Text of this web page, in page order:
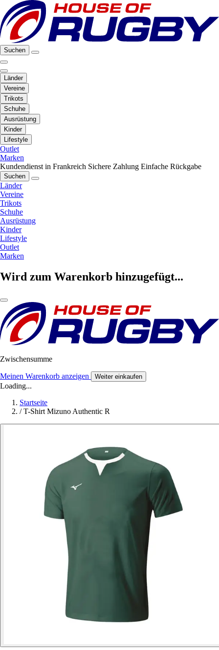
Suchen
Länder
Vereine
Trikots
Schuhe
Ausrüstung
Kinder
Lifestyle
Outlet
Marken
Kundendienst in Frankreich Sichere Zahlung Einfache Rückgabe
Suchen
Länder
Vereine
Trikots
Schuhe
Ausrüstung
Kinder
Lifestyle
Outlet
Marken
Wird zum Warenkorb hinzugefügt...
Zwischensumme
Meinen Warenkorb anzeigen Weiter einkaufen
Loading...
Startseite
/ T-Shirt Mizuno Authentic R